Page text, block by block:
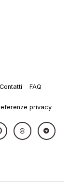
Contatti
FAQ
privacy